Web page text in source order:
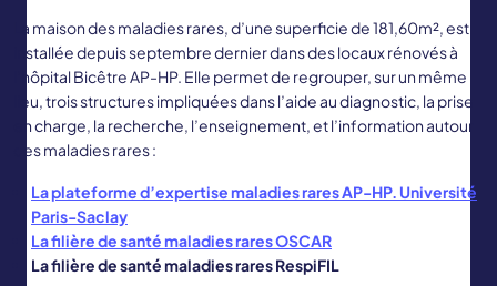
La maison des maladies rares, d’une superficie de 181,60m², est
installée depuis septembre dernier dans des locaux rénovés à
l’hôpital Bicêtre AP-HP. Elle permet de regrouper, sur un même
lieu, trois structures impliquées dans l’aide au diagnostic, la prise
en charge, la recherche, l’enseignement, et l’information autour
des maladies rares :
La plateforme d’expertise maladies rares AP-HP. Université
Paris-Saclay
La filière de santé maladies rares OSCAR
La filière de santé maladies rares RespiFIL